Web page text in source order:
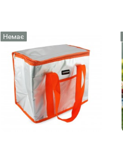
Немає